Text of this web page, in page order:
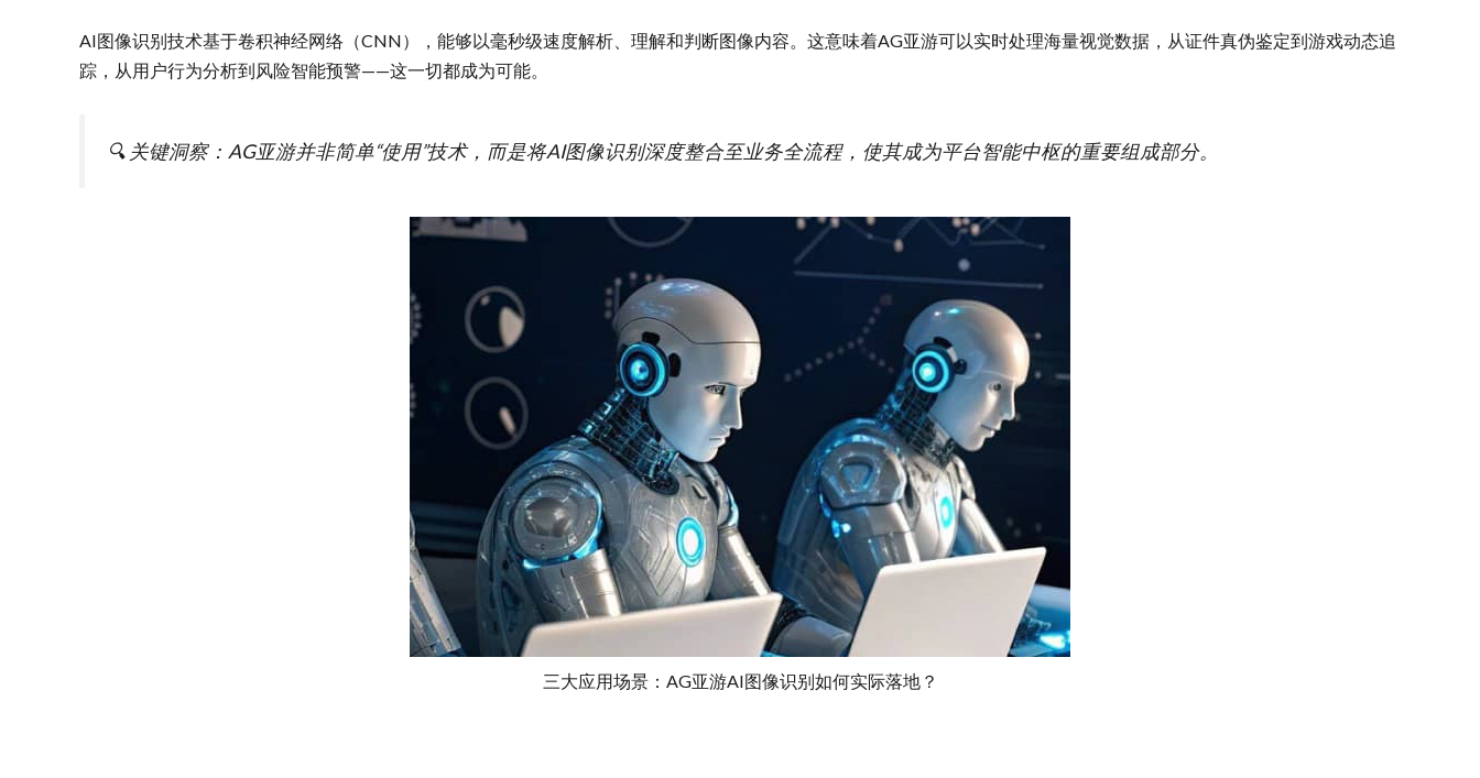
AI图像识别技术基于卷积神经网络（CNN），能够以毫秒级速度解析、理解和判断图像内容。这意味着AG亚游可以实时处理海量视觉数据，从证件真伪鉴定到游戏动态追
踪，从用户行为分析到风险智能预警——这一切都成为可能。
🔍 关键洞察：AG亚游并非简单“使用”技术，而是将AI图像识别深度整合至业务全流程，使其成为平台智能中枢的重要组成部分。
三大应用场景：AG亚游AI图像识别如何实际落地？